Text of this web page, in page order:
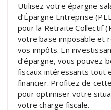
Utilisez votre épargne
d’Épargne Entreprise
pour la Retraite Collectif
votre base imposable et
vos impôts. En
d’épargne, vous pouvez
fiscaux intéressants tout
financier. Profitez de
pour optimiser votre
votre charge fiscale.